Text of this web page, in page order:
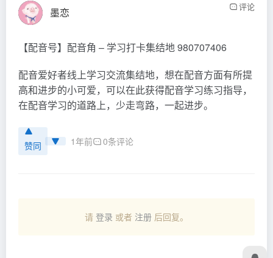
墨恋 评论
【配音号】配音角 – 学习打卡集结地 980707406
配音爱好者线上学习交流集结地，想在配音方面有所提
高和进步的小可爱，可以在此获得配音学习练习指导，
在配音学习的道路上，少走弯路，一起进步。
赞同 1年前 0条评论
请 登录 或者 注册 后回复。